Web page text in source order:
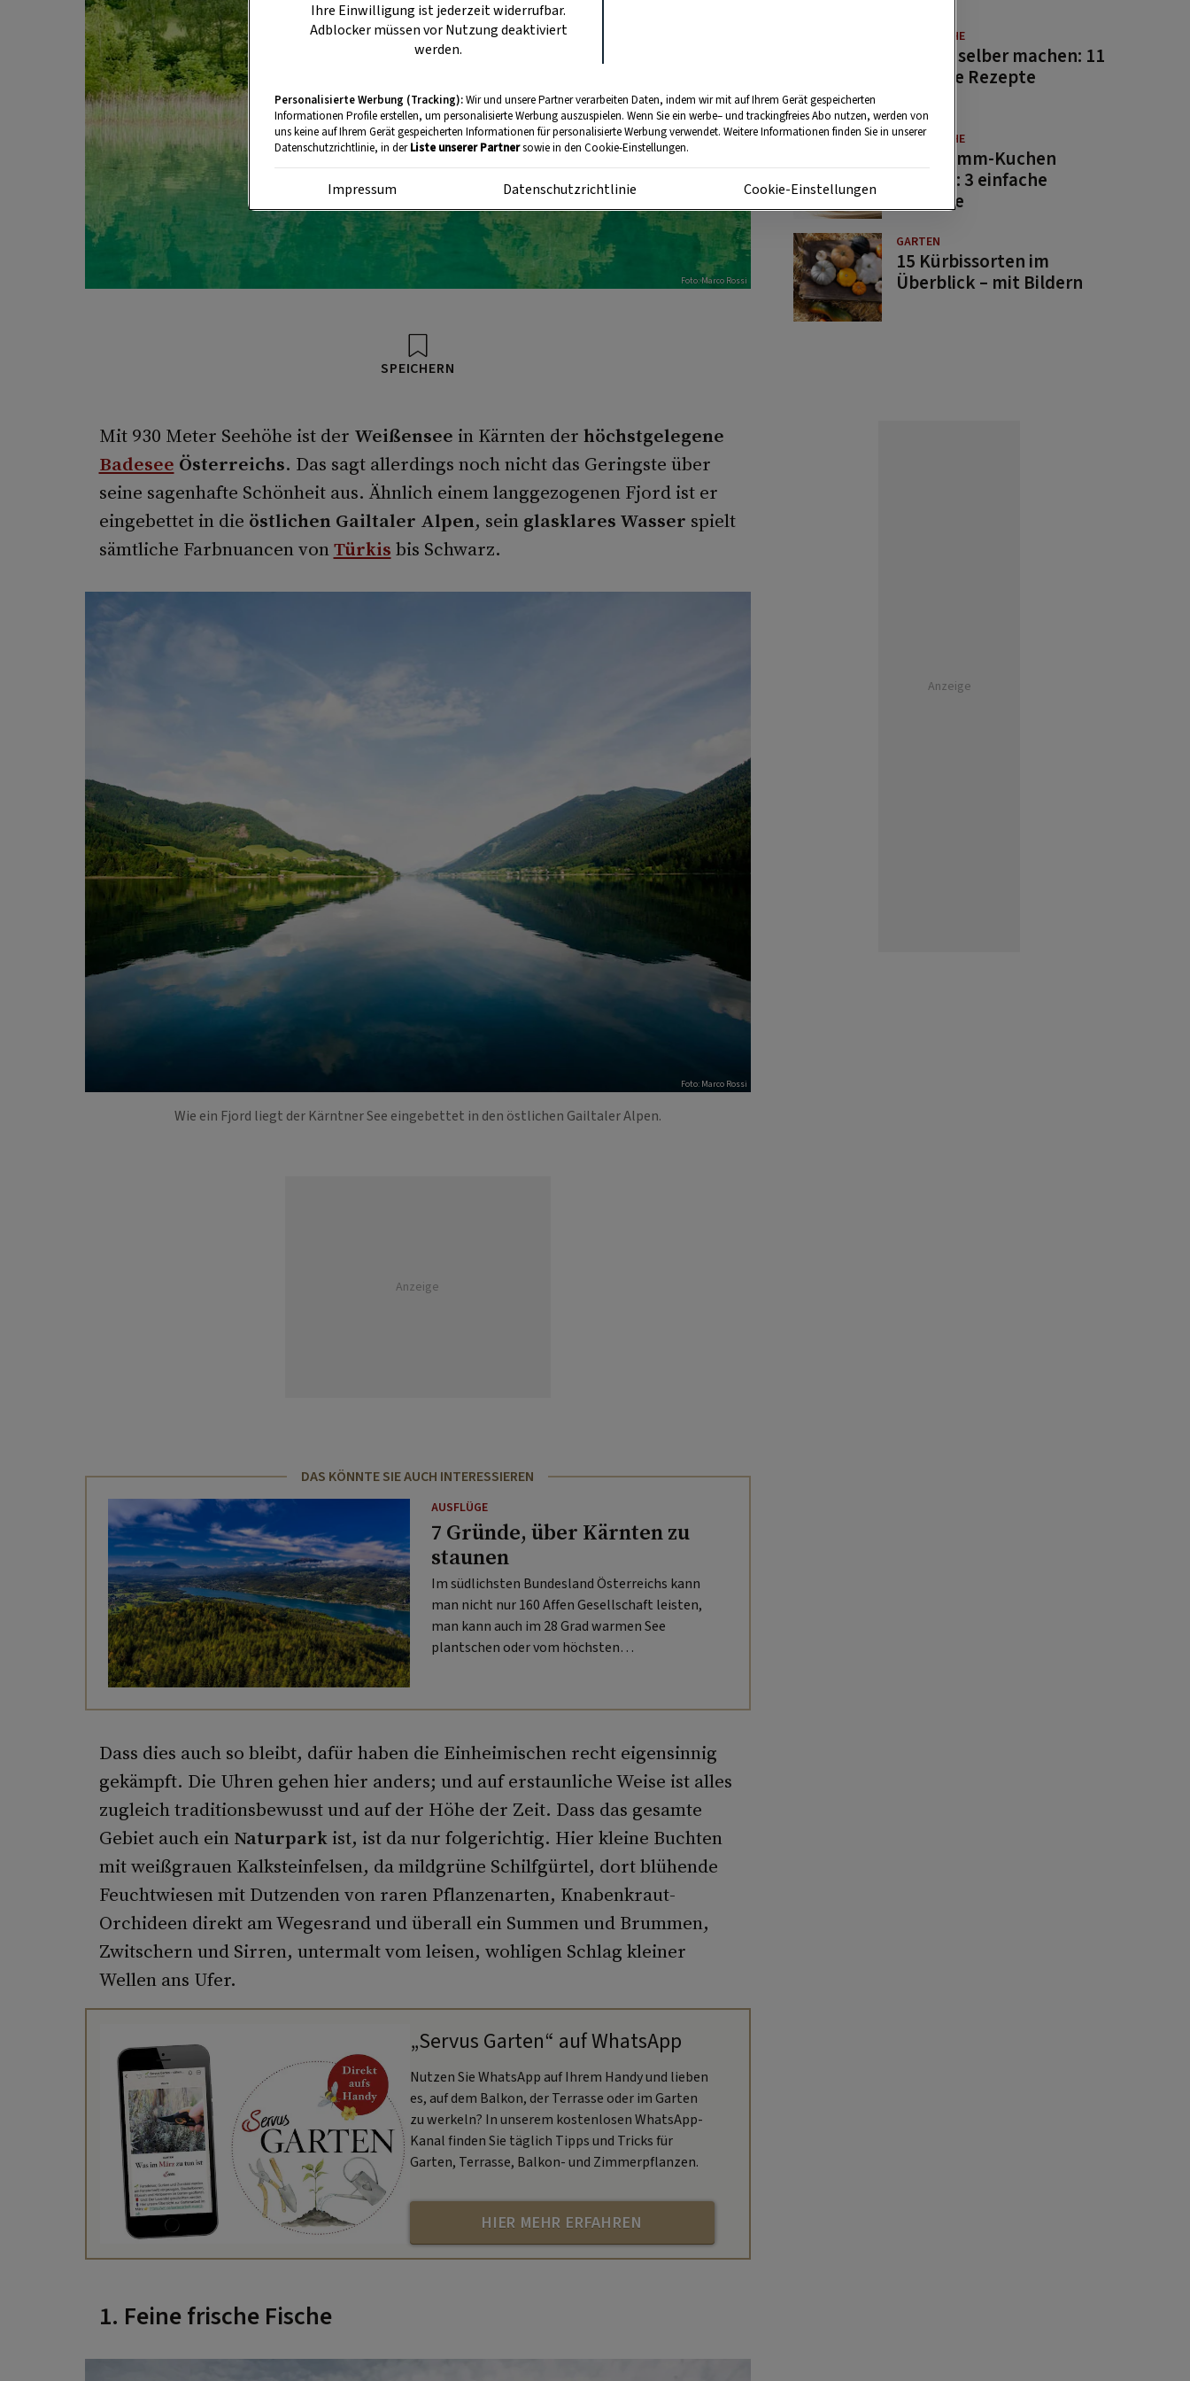
Foto: Marco Rossi
SPEICHERN
Mit 930 Meter Seehöhe ist der Weißensee in Kärnten der höchstgelegene
Badesee Österreichs. Das sagt allerdings noch nicht das Geringste über
seine sagenhafte Schönheit aus. Ähnlich einem langgezogenen Fjord ist er
eingebettet in die östlichen Gailtaler Alpen, sein glasklares Wasser spielt
sämtliche Farbnuancen vonTürkis bis Schwarz.
Foto: Marco Rossi
Wie ein Fjord liegt der Kärntner See eingebettet in den östlichen Gailtaler Alpen.
Anzeige
DAS KÖNNTE SIE AUCH INTERESSIEREN
AUSFLÜGE
7 Gründe, über Kärnten zu
staunen
Im südlichsten Bundesland Österreichs kann
man nicht nur 160 Affen Gesellschaft leisten,
man kann auch im 28 Grad warmen See
plantschen oder vom höchsten
Dass dies auch so bleibt, dafür haben die Einheimischen recht eigensinnig
gekämpft. Die Uhren gehen hier anders; und auf erstaunliche Weise ist alles
zugleich traditionsbewusst und auf der Höhe der Zeit. Dass das gesamte
Gebiet auch ein Naturparkist, ist da nur folgerichtig. Hier kleine Buchten
mit weißgrauen Kalksteinfelsen, da mildgrüne Schilfgürtel, dort blühende
Feuchtwiesen mit Dutzenden von raren Pflanzenarten, Knabenkraut-
Orchideen direkt am Wegesrand und überall ein Summen und Brummen,
Zwitschern und Sirren, untermalt vom leisen, wohligen Schlag kleiner
Wellen ans Ufer.
„Servus Garten“ auf WhatsApp
Nutzen Sie WhatsApp auf Ihrem Handy und lieben
es, auf dem Balkon, der Terrasse oder im Garten
zu werkeln? In unserem kostenlosen WhatsApp-
Kanal finden Sie täglich Tipps und Tricks für
Garten, Terrasse, Balkon- und Zimmerpflanzen.
HIER MEHR ERFAHREN
1. Feine frische Fische
GUTE KÜCHE
Saucen selber machen: 11
beliebte Rezepte
GUTE KÜCHE
Osterlamm-Kuchen
backen: 3 einfache
Rezepte
GARTEN
15 Kürbissorten im
Überblick – mit Bildern
Anzeige
Ihre Einwilligung ist jederzeit widerrufbar.
Adblocker müssen vor Nutzung deaktiviert
werden.
Personalisierte Werbung (Tracking):Wir und unsere Partner verarbeiten Daten, indem wir mit auf Ihrem Gerät gespeicherten
Informationen Profile erstellen, um personalisierte Werbung auszuspielen. Wenn Sie ein werbe– und trackingfreies Abo nutzen, werden von
uns keine auf Ihrem Gerät gespeicherten Informationen für personalisierte Werbung verwendet. Weitere Informationen finden Sie in unserer
Datenschutzrichtlinie, in derListe unserer Partnersowie in den Cookie-Einstellungen.
Impressum Datenschutzrichtlinie Cookie-Einstellungen